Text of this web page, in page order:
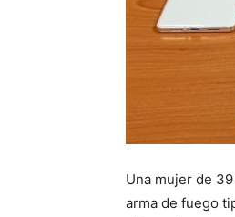
Una mujer de
arma de fuego